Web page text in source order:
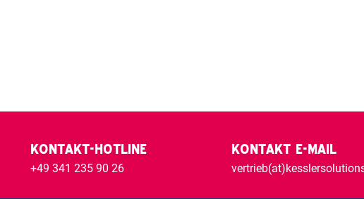
KONTAKT-HOTLINE
+49 341 235 90 26
KONTAKT E-MAIL